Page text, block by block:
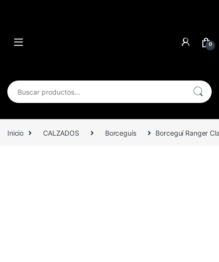
0
Buscar por:
Inicio CALZADOS Borceguís Borceguí Ranger